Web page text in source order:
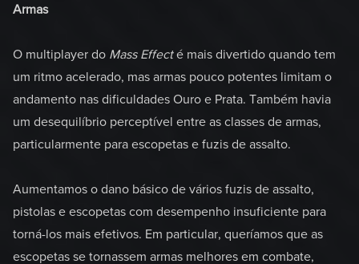
Armas
O multiplayer do Mass Effecté mais divertido quando tem
um ritmo acelerado, mas armas pouco potentes limitam o
andamento nas dificuldades Ouro e Prata. Também havia
um desequilíbrio perceptível entre as classes de armas,
particularmente para escopetas e fuzis de assalto.
Aumentamos o dano básico de vários fuzis de assalto,
pistolas e escopetas com desempenho insuficiente para
torná-los mais efetivos. Em particular, queríamos que as
escopetas se tornassem armas melhores em combate,